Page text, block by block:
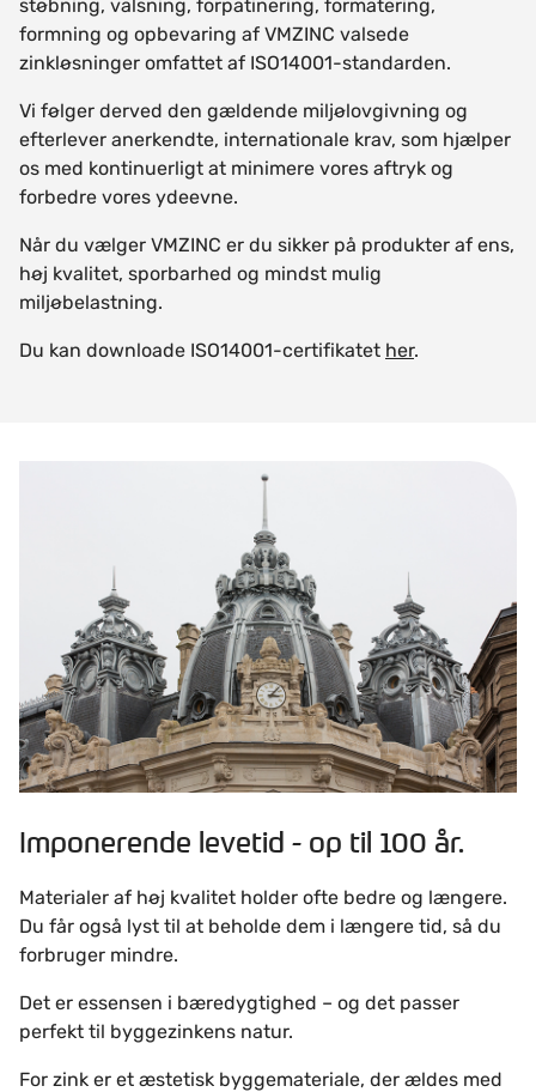
støbning, valsning, forpatinering, formatering,
formning og opbevaring af VMZINC valsede
zinkløsninger omfattet af ISO14001-standarden.
Vi følger derved den gældende miljølovgivning og
efterlever anerkendte, internationale krav, som hjælper
os med kontinuerligt at minimere vores aftryk og
forbedre vores ydeevne.
Når du vælger VMZINC er du sikker på produkter af ens,
høj kvalitet, sporbarhed og mindst mulig
miljøbelastning.
Du kan downloade ISO14001-certifikatet her.
Imponerende levetid - op til 100 år.
Materialer af høj kvalitet holder ofte bedre og længere.
Du får også lyst til at beholde dem i længere tid, så du
forbruger mindre.
Det er essensen i bæredygtighed – og det passer
perfekt til byggezinkens natur.
For zink er et æstetisk byggemateriale, der ældes med